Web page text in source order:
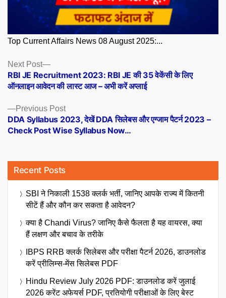
Top Current Affairs News 08 August 2025:...
Posts
navigation
Previous PostPrevious
post:
DDA Syllabus 2023, देखें DDA सिलेबस और एग्जाम पैटर्न 2023 –
Check Post Wise Syllabus Now…
Next Post
Next
post:
RBI JE Recruitment 2023: RBI JE की 35 वेकेंसी के लिए
ऑनलाइन आवेदन की लास्ट आज – अभी करें अप्लाई
Recent Posts
SBI ने निकाली 1538 क्लर्क भर्ती, जानिए आपके राज्य में कितनी
सीटें हैं और कौन कर सकता है आवेदन?
क्या है Chandi Virus? जानिए कैसे फैलता है यह वायरस, क्या
हैं लक्षण और बचाव के तरीके
IBPS RRB क्लर्क सिलेबस और परीक्षा पैटर्न 2026, डाउनलोड
करें प्रीलिम्स-मेंस सिलेबस PDF
Hindu Review July 2026 PDF: डाउनलोड करें जुलाई
2026 करेंट अफेयर्स PDF, प्रतियोगी परीक्षाओं के लिए बेस्ट